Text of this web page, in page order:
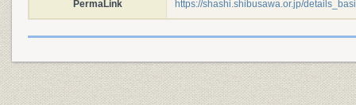
PermaLink https://shashi.shibusawa.or.jp/